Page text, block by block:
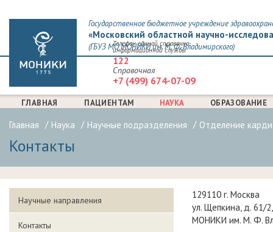
Государственное бюджетное учреждение
«Московский областной научно-
(ГБУЗ МО МОНИКИ им. М. Ф. Владимирского)
Телефон единой справочно-
информационной службы
122
Справочная
+7 (499) 674-07-09
ГЛАВНАЯ ПАЦИЕНТАМ НАУКА ОБРАЗОВАНИЕ
Главная Наука Научные подразделения Отделение
Контакты
Научные направления
Контакты
129110 г. Москва
ул. Щепкина, д. 61/
МОНИКИ им. М. Ф.